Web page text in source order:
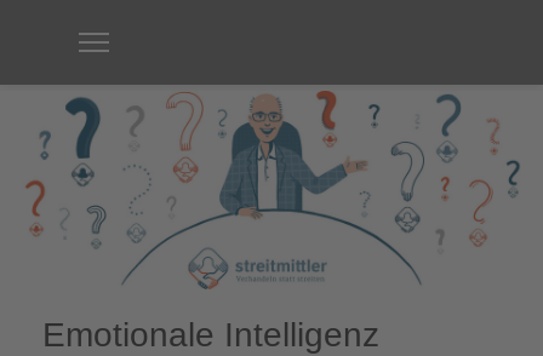
Emotionale Intelligenz